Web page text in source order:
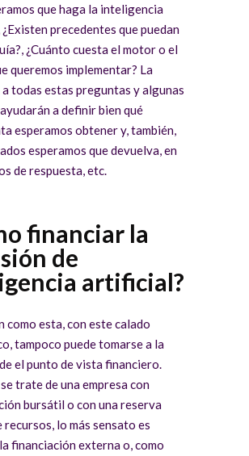
que haga la inteligencia
precedentes que puedan
¿Cuánto cuesta el motor o el
queremos implementar? La
todas estas preguntas y algunas
a definir bien qué
esperamos obtener y, también,
esperamos que devuelva, en
de respuesta, etc.
financiar la
de
artificial?
como esta, con este calado
tampoco puede tomarse a la
el punto de vista financiero.
trate de una empresa con
bursátil o con una reserva
recursos, lo más sensato es
financiación externa o, como